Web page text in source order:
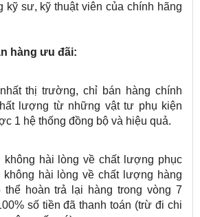
kỹ sư, kỹ thuật viên của chính hãng
hàng ưu đãi:
thị trường, chỉ bán hàng chính
lượng từ những vật tư phụ kiện
1 hệ thống đồng bộ và hiệu quả.
không hài lòng về chất lượng phục
không hài lòng về chất lượng hàng
thể hoàn trả lại hàng trong vòng 7
số tiền đã thanh toán (trừ đi chi